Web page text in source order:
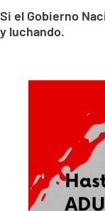
Si el Gobierno
y luchando.